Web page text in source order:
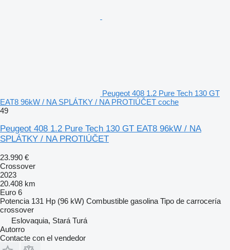
Peugeot 408 1.2 Pure Tech 130 GT
EAT8 96kW / NA SPLÁTKY / NA PROTIÚČET coche
49
Peugeot 408 1.2 Pure Tech 130 GT EAT8 96kW / NA
SPLÁTKY / NA PROTIÚČET
23.990 €
Crossover
2023
20.408 km
Euro 6
Potencia 131 Hp (96 kW) Combustible gasolina Tipo de carrocería
crossover
Eslovaquia, Stará Turá
Autorro
Contacte con el vendedor